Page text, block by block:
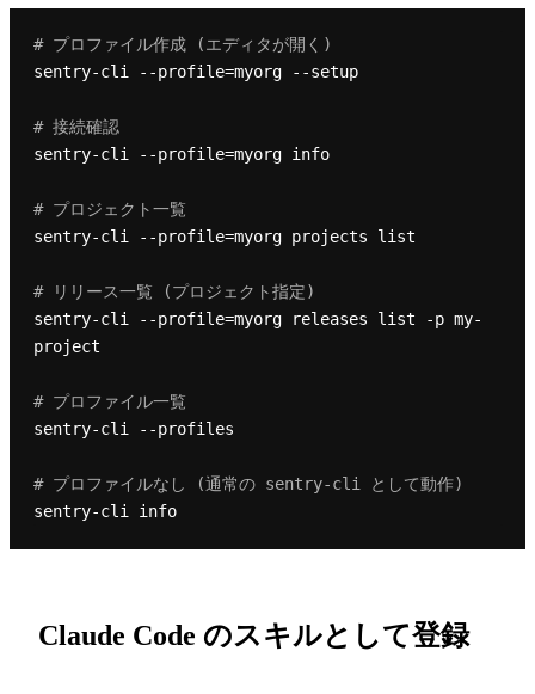
# プロファイル作成 (エディタが開く)
sentry-cli --profile=myorg --setup
# 接続確認
sentry-cli --profile=myorg info
# プロジェクト一覧
sentry-cli --profile=myorg projects list
# リリース一覧 (プロジェクト指定)
sentry-cli --profile=myorg releases list -p my-
project
# プロファイル一覧
sentry-cli --profiles
# プロファイルなし (通常の sentry-cli として動作)
sentry-cli info
Claude Code のスキルとして登録